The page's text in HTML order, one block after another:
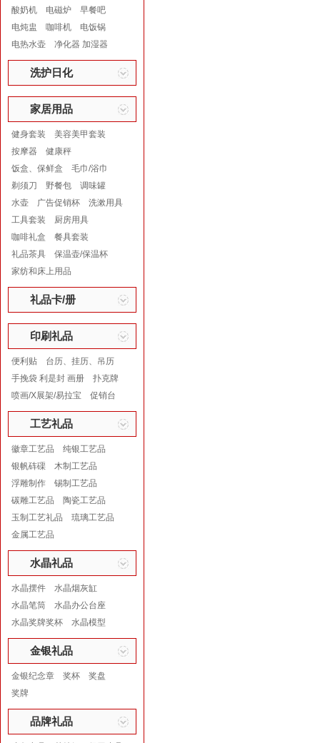
酸奶机
电磁炉
早餐吧
电炖盅
咖啡机
电饭锅
电热水壶
净化器 加湿器
洗护日化
家居用品
健身套装
美容美甲套装
按摩器
健康秤
饭盒、保鲜盒
毛巾/浴巾
剃须刀
野餐包
调味罐
水壶
广告促销杯
洗漱用具
工具套装
厨房用具
咖啡礼盒
餐具套装
礼品茶具
保温壶/保温杯
家纺和床上用品
礼品卡/册
印刷礼品
便利贴
台历、挂历、吊历
手挽袋 利是封 画册
扑克牌
喷画/X展架/易拉宝
促销台
工艺礼品
徽章工艺品
纯银工艺品
银帆砗磲
木制工艺品
浮雕制作
锡制工艺品
碳雕工艺品
陶瓷工艺品
玉制工艺礼品
琉璃工艺品
金属工艺品
水晶礼品
水晶摆件
水晶烟灰缸
水晶笔筒
水晶办公台座
水晶奖牌奖杯
水晶模型
金银礼品
金银纪念章 奖杯
奖盘
奖牌
品牌礼品